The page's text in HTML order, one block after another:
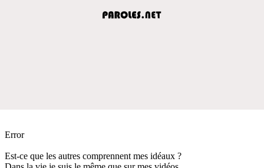
Error
Est-ce que les autres comprennent mes idéaux ?